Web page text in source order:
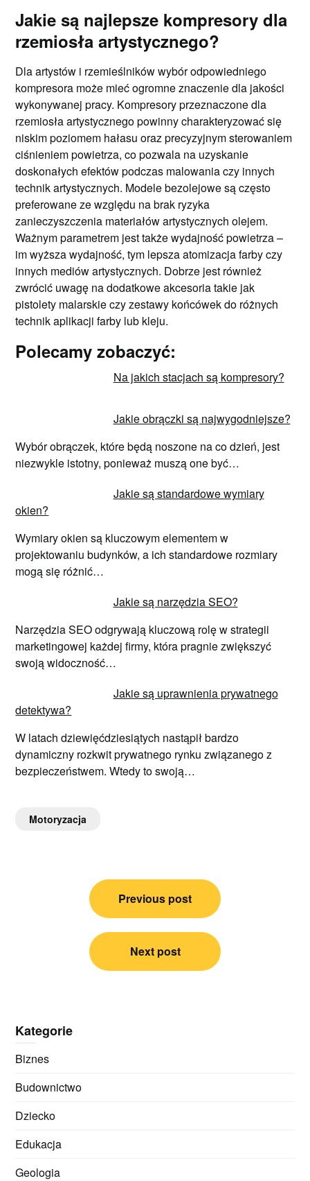
Jakie są najlepsze kompresory dla
rzemiosła artystycznego?
Dla artystów i rzemieślników wybór odpowiedniego
kompresora może mieć ogromne znaczenie dla jakości
wykonywanej pracy. Kompresory przeznaczone dla
rzemiosła artystycznego powinny charakteryzować się
niskim poziomem hałasu oraz precyzyjnym sterowaniem
ciśnieniem powietrza, co pozwala na uzyskanie
doskonałych efektów podczas malowania czy innych
technik artystycznych. Modele bezolejowe są często
preferowane ze względu na brak ryzyka
zanieczyszczenia materiałów artystycznych olejem.
Ważnym parametrem jest także wydajność powietrza –
im wyższa wydajność, tym lepsza atomizacja farby czy
innych mediów artystycznych. Dobrze jest również
zwrócić uwagę na dodatkowe akcesoria takie jak
pistolety malarskie czy zestawy końcówek do różnych
technik aplikacji farby lub kleju.
Polecamy zobaczyć:
Na jakich stacjach są kompresory?
Jakie obrączki są najwygodniejsze?
Wybór obrączek, które będą noszone na co dzień, jest
niezwykle istotny, ponieważ muszą one być…
Jakie są standardowe wymiary
okien?
Wymiary okien są kluczowym elementem w
projektowaniu budynków, a ich standardowe rozmiary
mogą się różnić…
Jakie są narzędzia SEO?
Narzędzia SEO odgrywają kluczową rolę w strategii
marketingowej każdej firmy, która pragnie zwiększyć
swoją widoczność…
Jakie są uprawnienia prywatnego
detektywa?
W latach dziewięćdziesiątych nastąpił bardzo
dynamiczny rozkwit prywatnego rynku związanego z
bezpieczeństwem. Wtedy to swoją…
Motoryzacja
Nawigacja
Previous post
Next post
Kategorie
Biznes
Budownictwo
Dziecko
Edukacja
Geologia